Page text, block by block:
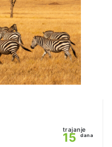
trajanje
15 dana